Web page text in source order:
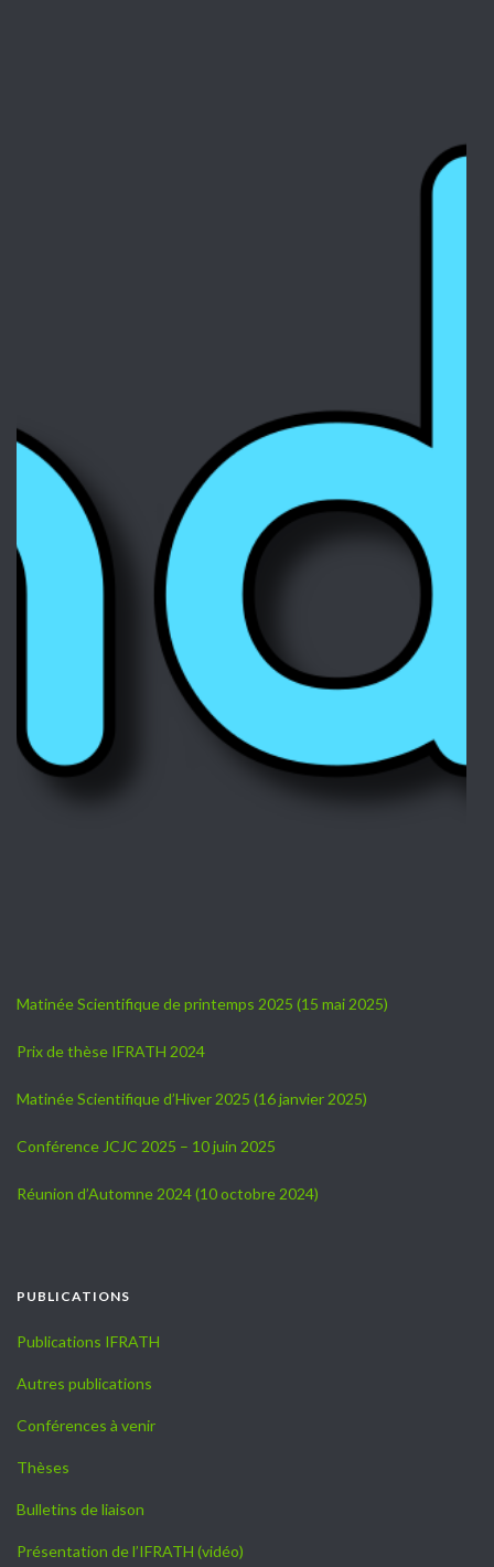
Matinée Scientifique de printemps 2025 (15 mai 2025)
Prix de thèse IFRATH 2024
Matinée Scientifique d’Hiver 2025 (16 janvier 2025)
Conférence JCJC 2025 – 10 juin 2025
Réunion d’Automne 2024 (10 octobre 2024)
PUBLICATIONS
Publications IFRATH
Autres publications
Conférences à venir
Thèses
Bulletins de liaison
Présentation de l’IFRATH (vidéo)